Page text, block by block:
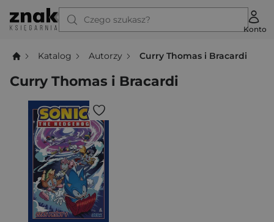
Czego szukasz?
Konto
Katalog Autorzy Curry Thomas i Bracardi
Curry Thomas i Bracardi